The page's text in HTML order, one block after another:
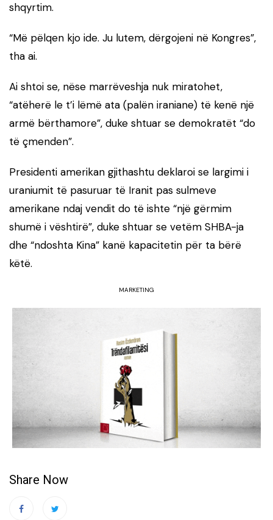
shqyrtim.
“Më pëlqen kjo ide. Ju lutem, dërgojeni në Kongres”,
tha ai.
Ai shtoi se, nëse marrëveshja nuk miratohet,
“atëherë le t’i lëmë ata (palën iraniane) të kenë një
armë bërthamore”, duke shtuar se demokratët “do
të çmenden”.
Presidenti amerikan gjithashtu deklaroi se largimi i
uraniumit të pasuruar të Iranit pas sulmeve
amerikane ndaj vendit do të ishte “një gërmim
shumë i vështirë”, duke shtuar se vetëm SHBA-ja
dhe “ndoshta Kina” kanë kapacitetin për ta bërë
këtë.
MARKETING
Share Now